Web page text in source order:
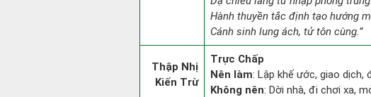
Hành thuyền tắc định tạo hướng
Cánh sinh lung ách, tử tôn cùng.”
Thập Nhị
Kiến Trừ
Trực Chấp
Nên làm: Lập khế ước, giao
Không nên: Dời nhà, đi chơi xa,